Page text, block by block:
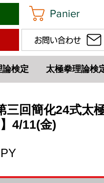
Panier
お問い合わせ
論検定 太極拳理論検
三回簡化24式太
】4/11(金)
Prix